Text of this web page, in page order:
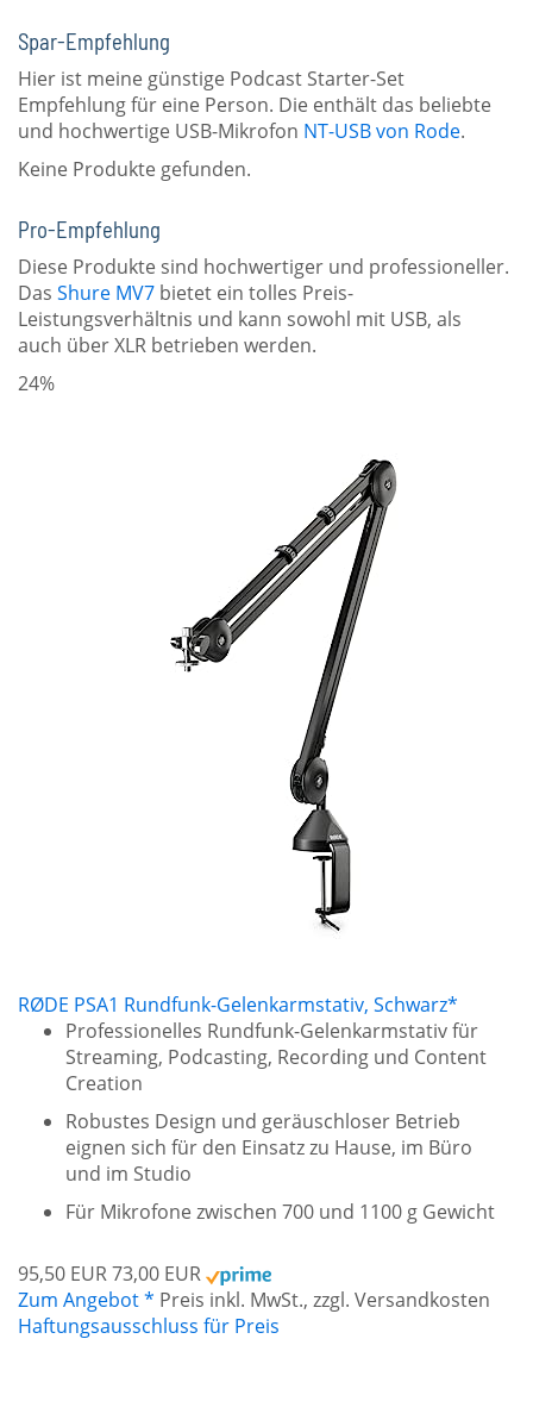
Spar-Empfehlung
Hier ist meine günstige Podcast Starter-Set
Empfehlung für eine Person. Die enthält das beliebte
und hochwertige USB-Mikrofon NT-USB von Rode.
Keine Produkte gefunden.
Pro-Empfehlung
Diese Produkte sind hochwertiger und professioneller.
Das Shure MV7 bietet ein tolles Preis-
Leistungsverhältnis und kann sowohl mit USB, als
auch über XLR betrieben werden.
24%
RØDE PSA1 Rundfunk-Gelenkarmstativ, Schwarz*
Professionelles Rundfunk-Gelenkarmstativ für
Streaming, Podcasting, Recording und Content
Creation
Robustes Design und geräuschloser Betrieb
eignen sich für den Einsatz zu Hause, im Büro
und im Studio
Für Mikrofone zwischen 700 und 1100 g Gewicht
95,50 EUR73,00 EUR
Zum Angebot * Preis inkl. MwSt., zzgl. Versandkosten
Haftungsausschluss für Preis